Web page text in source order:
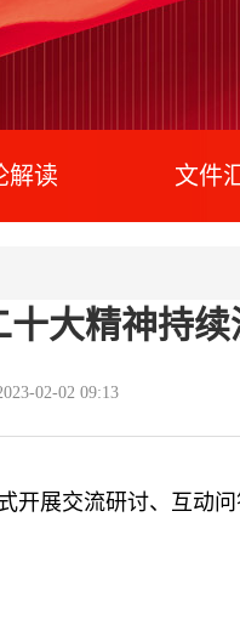
解读 文件
大精神持续
02-02 09:13
开展交流研讨、互动